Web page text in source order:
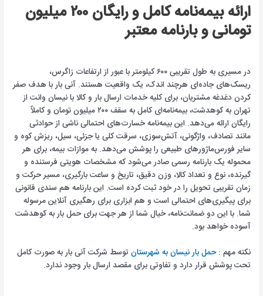
ارائه بیمه‌نامه کامل و رایگان ۲۰۰ میلیون
تومانی و بارنامه معتبر
در مسیری به طول تقریبی ۶۰۰ کیلومتر با عبور از ارتفاعات زاگرس،
ریسک‌های جاده‌ای هرچند اندک، یک واقعیت هستند. آنی بار با هدف صفر
کردن دغدغه مشتریان، برای کلیه خدمات ارسال بار و کالا با نیسان وانت از
تهران به کوهدشت، بیمه‌نامه‌ای کامل به سقف ۲۰۰ میلیون تومان و کاملاً
رایگان ارائه می‌دهد. این بیمه‌نامه خسارت‌های احتمالی ناشی از حوادثی
مانند تصادف، واژگونی، آتش‌سوزی، سرقت کلی یا جزئی، سیل، ریزش کوه و
سایر فورس‌ماژورهای طبیعی را پوشش می‌دهد. به موازات بیمه، برای هر
محموله یک بارنامه رسمی صادر می‌شود که مشخصات هویتی فرستنده و
گیرنده، نوع و تعداد کالا، وزن دقیق، تاریخ و ساعت بارگیری، مسیر حرکت و
زمان تقریبی تحویل را در خود ثبت کرده است. این بارنامه هم سندی قانونی
برای پیگیری‌های احتمالی است و هم ابزاری برای رهگیری آنلاین مرسوله
شما. با این دو ضمانت‌نامه، خیال شما از هر جهت برای حمل بار به کوهدشت
آسوده خواهد بود.
نکته مهم :حمل بار نیسان به شهرستان توسط شرکت آنی بار به صورت کامل
تحت پوشش قرار دارد و تفاوتی برای مقصد ارسال بار وجود ندارد.